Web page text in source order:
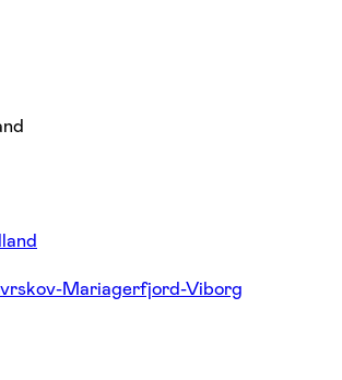
Mariagerfjord-Viborg